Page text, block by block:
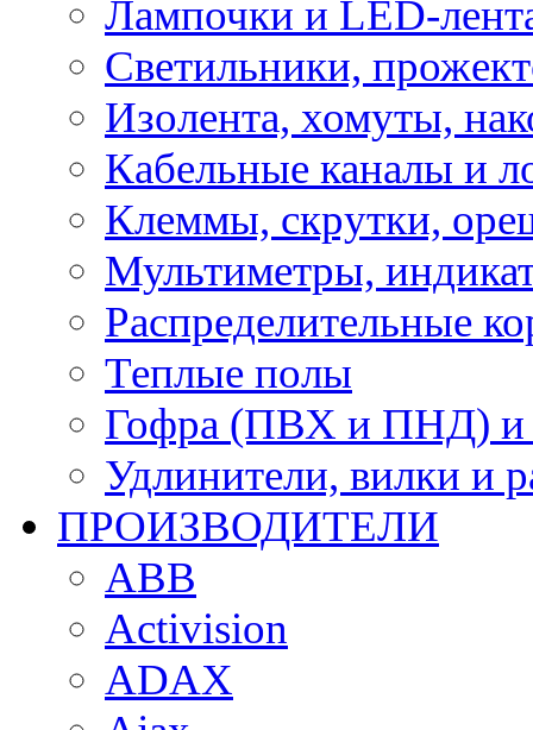
Лампочки и LED-
Светильники,
Изолента, хомуты,
Кабельные каналы и
Клеммы, скрутки,
Мультиметры,
Распределительные
Теплые полы
Гофра (ПВХ и ПНД) и
Удлинители, вилки и
ПРОИЗВОДИТЕЛИ
ABB
Activision
ADAX